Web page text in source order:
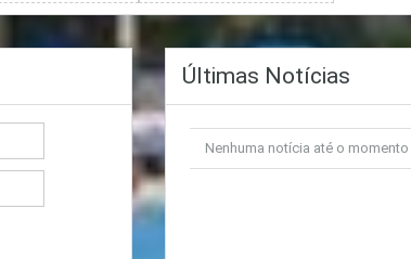
Últimas Notícias
Nenhuma notícia até o momento